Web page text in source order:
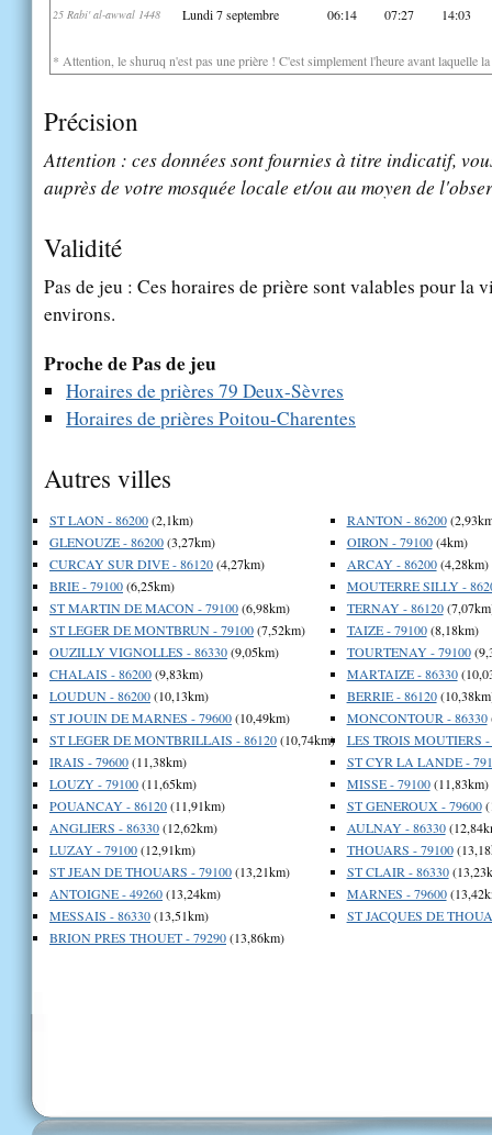
25 Rabi' al-awwal 1448 Lundi 7 septembre 06:14 07:27 14:03
* Attention, le shuruq n'est pas une prière ! C'est simplement l'heure avant laquelle
Précision
Attention : ces données sont fournies à titre indicatif,
auprès de votre mosquée locale et/ou au moyen de
Validité
Pas de jeu : Ces horaires de prière sont valables pour la
environs.
Proche de Pas de jeu
Horaires de prières 79 Deux-Sèvres
Horaires de prières Poitou-Charentes
Autres villes
ST LAON - 86200(2,1km)
GLENOUZE - 86200(3,27km)
CURCAY SUR DIVE - 86120(4,27km)
BRIE - 79100(6,25km)
ST MARTIN DE MACON - 79100(6,98km)
ST LEGER DE MONTBRUN - 79100(7,52km)
OUZILLY VIGNOLLES - 86330(9,05km)
CHALAIS - 86200(9,83km)
LOUDUN - 86200(10,13km)
ST JOUIN DE MARNES - 79600(10,49km)
ST LEGER DE MONTBRILLAIS - 86120(10,74km)
IRAIS - 79600(11,38km)
LOUZY - 79100(11,65km)
POUANCAY - 86120(11,91km)
ANGLIERS - 86330(12,62km)
LUZAY - 79100(12,91km)
ST JEAN DE THOUARS - 79100(13,21km)
ANTOIGNE - 49260(13,24km)
MESSAIS - 86330(13,51km)
BRION PRES THOUET - 79290(13,86km)
RANTON - 86200
OIRON - 79100(4km)
ARCAY - 86200(4,28km)
MOUTERRE SILLY -
TERNAY - 86120
TAIZE - 79100(8,18km)
TOURTENAY - 79100
MARTAIZE - 86330
BERRIE - 86120
MONCONTOUR - 86330
LES TROIS MOUTIERS -
ST CYR LA LANDE -
MISSE - 79100(11,83km)
ST GENEROUX - 79600
AULNAY - 86330
THOUARS - 79100
ST CLAIR - 86330
MARNES - 79600
ST JACQUES DE